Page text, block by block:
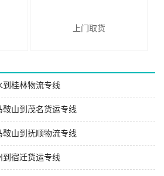
上门取货
桂林物流专线
山到茂名货运专线
山到抚顺物流专线
宿迁货运专线